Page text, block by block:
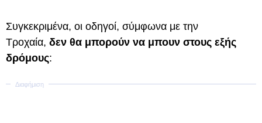
Συγκεκριμένα, οι οδηγοί, σύμφωνα με την
Τροχαία, δεν θα μπορούν να μπουν στους εξής
δρόμους: